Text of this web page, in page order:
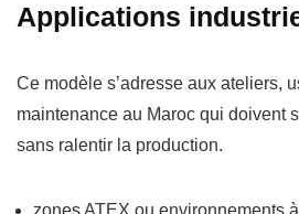
Applications
Ce modèle s’adresse aux ateliers,
maintenance au Maroc qui doivent
sans ralentir la production.
zones ATEX ou environnements